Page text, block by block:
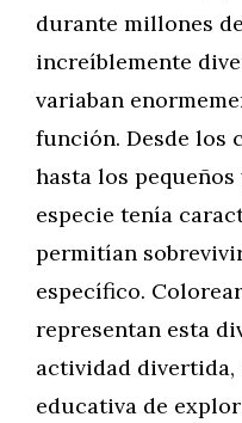
durante millones
increíblemente
variaban
función. Desde los
hasta los
especie tenía
permitían
específico.
representan esta
actividad divertida,
educativa de